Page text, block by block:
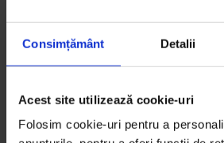
Consimțământ Detalii
Acest site utilizează cookie-uri
Folosim cookie-uri pentru a